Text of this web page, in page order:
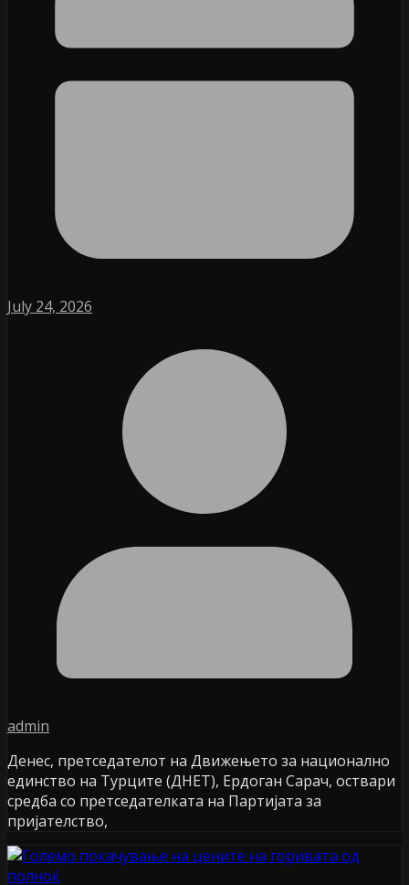
July 24, 2026
admin
Денес, претседателот на Движењето за национално
единство на Турците (ДНЕТ), Ердоган Сарач, оствари
средба со претседателката на Партијата за
пријателство,